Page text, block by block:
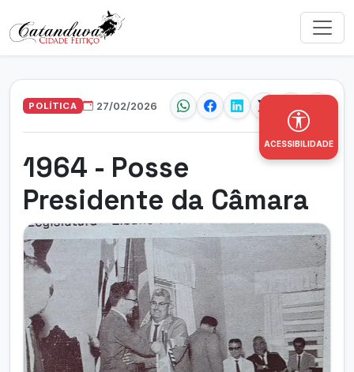
POLÍTICA 27/02/2026
1964 - Posse
Presidente da Câmara
ACESSIBILIDADE